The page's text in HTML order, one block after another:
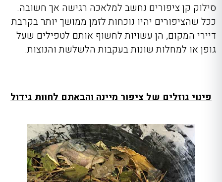
סילוק קן ציפורים נחשב למלאכה רגישה אך חשובה.
ככל שהציפורים יהיו נוכחות לזמן ממושך יותר בקרבת
דיירי המקום, הן עשויות לחשוף אותם לטפילים שעל
גופן או למחלות שונות בעקבות הלשלשת והנוצות.
פינוי גוזלים של ציפור מיינה והבאתם לחוות גידול